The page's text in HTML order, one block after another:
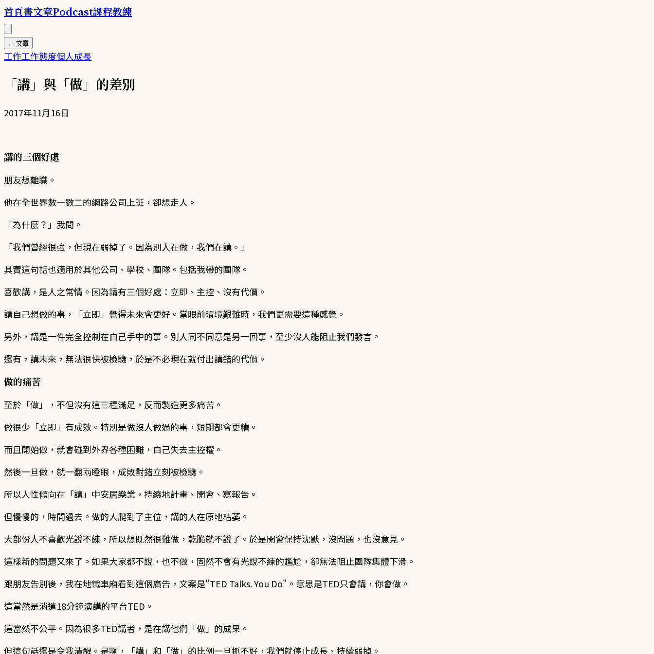
首頁書文章Podcast課程教練
← 文章
工作工作態度個人成長
「講」與「做」的差別
2017年11月16日
講的三個好處
朋友想離職。
他在全世界數一數二的網路公司上班，卻想走人。
「為什麼？」我問。
「我們曾經很強，但現在弱掉了。因為別人在做，我們在講。」
其實這句話也適用於其他公司、學校、團隊。包括我帶的團隊。
喜歡講，是人之常情。因為講有三個好處：立即、主控、沒有代價。
講自己想做的事，「立即」覺得未來會更好。當眼前環境艱難時，我們更需要這種感覺。
另外，講是一件完全控制在自己手中的事。別人同不同意是另一回事，至少沒人能阻止我們發言。
還有，講未來，無法很快被檢驗，於是不必現在就付出講錯的代價。
做的痛苦
至於「做」，不但沒有這三種滿足，反而製造更多痛苦。
做很少「立即」有成效。特別是做沒人做過的事，短期都會更糟。
而且開始做，就會碰到外界各種困難，自己失去主控權。
然後一旦做，就一翻兩瞪眼，成敗對錯立刻被檢驗。
所以人性傾向在「講」中安居樂業，持續地計畫、開會、寫報告。
但慢慢的，時間過去。做的人爬到了主位，講的人在原地枯萎。
大部份人不喜歡光說不練，所以想既然很難做，乾脆就不說了。於是開會保持沈默，沒問題，也沒意見。
這樣新的問題又來了。如果大家都不說，也不做，固然不會有光說不練的尷尬，卻無法阻止團隊集體下滑。
跟朋友告別後，我在地鐵車廂看到這個廣告，文案是"TED Talks. You Do"。意思是TED只會講，你會做。
這當然是消遣18分鐘演講的平台TED。
這當然不公平。因為很多TED講者，是在講他們「做」的成果。
但這句話還是令我清醒。是啊，「講」和「做」的比例一旦抓不好，我們就停止成長、持續弱掉。